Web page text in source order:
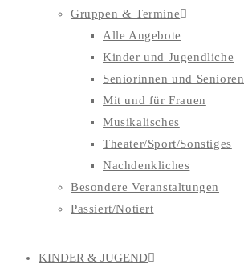
Gruppen & Termine
Alle Angebote
Kinder und Jugendliche
Seniorinnen und Senioren
Mit und für Frauen
Musikalisches
Theater/Sport/Sonstiges
Nachdenkliches
Besondere Veranstaltungen
Passiert/Notiert
KINDER & JUGEND